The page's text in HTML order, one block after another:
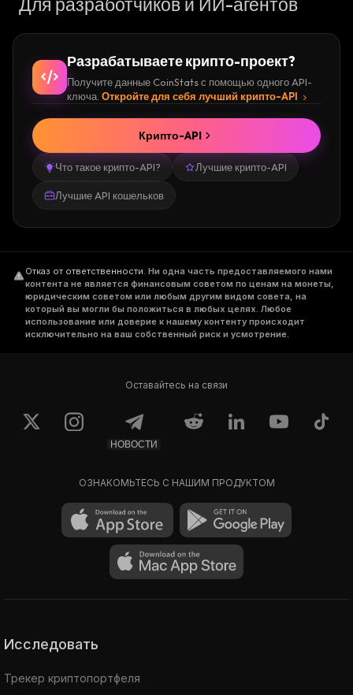
Разрабатываете крипто-проект?
Получите данные CoinStats с помощью одного API-
ключа. Откройте для себя лучший крипто-API
Что такое крипто-API? Лучшие крипто-API
Лучшие API кошельков
Крипто-API
Отказ от ответственности. Ни одна часть предоставляемого нами
контента не является финансовым советом по ценам на монеты,
юридическим советом или любым другим видом совета, на
который вы могли бы положиться в любых целях. Любое
использование или доверие к нашему контенту происходит
исключительно на ваш собственный риск и усмотрение.
Оставайтесь на связи
НОВОСТИ
ОЗНАКОМЬТЕСЬ С НАШИМ ПРОДУКТОМ
Исследовать
Трекер криптопортфеля